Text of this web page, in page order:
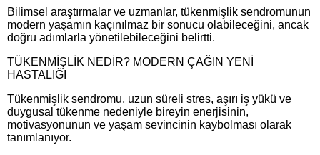
Bilimsel araştırmalar ve uzmanlar, tükenmişlik sendromunun
modern yaşamın kaçınılmaz bir sonucu olabileceğini, ancak
doğru adımlarla yönetilebileceğini belirtti.
TÜKENMİŞLİK NEDİR? MODERN ÇAĞIN YENİ
HASTALIĞI
Tükenmişlik sendromu, uzun süreli stres, aşırı iş yükü ve
duygusal tükenme nedeniyle bireyin enerjisinin,
motivasyonunun ve yaşam sevincinin kaybolması olarak
tanımlanıyor.